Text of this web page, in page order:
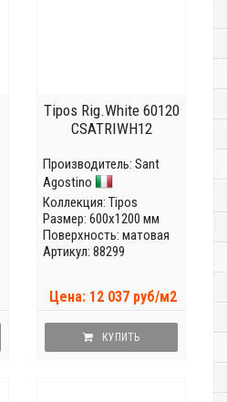
Tipos Rig.White 60120
CSATRIWH12
Производитель: Sant
Agostino
Коллекция: Tipos
Размер: 600x1200 мм
Поверхность: матовая
Артикул: 88299
Цена: 12 037 руб/м2
КУПИТЬ